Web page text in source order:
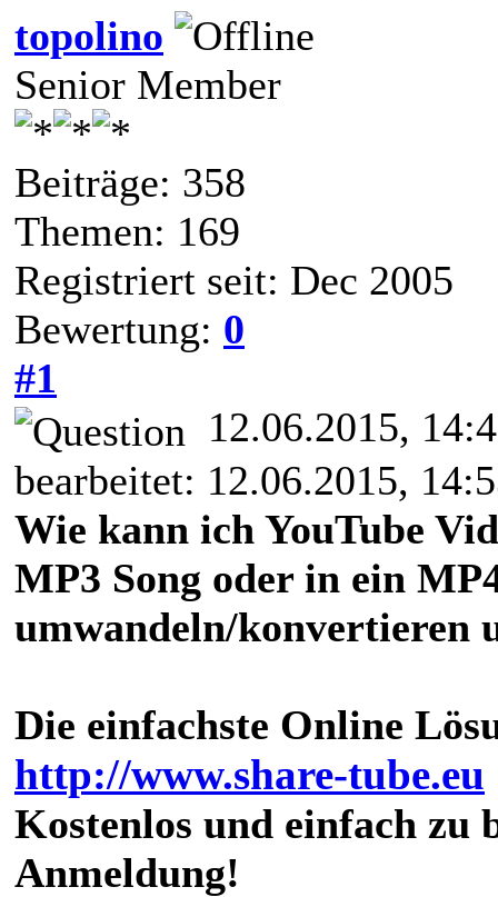
topolino
Senior Member
Beiträge: 358
Themen: 169
Registriert seit: Dec 2005
Bewertung: 0
#1
12.06.2015,
bearbeitet: 12.06.2015,
Wie kann ich YouTube
MP3 Song oder in ein
umwandeln/konvertieren
Die einfachste Online
http://www.share-tube.eu
Kostenlos und einfach zu
Anmeldung!